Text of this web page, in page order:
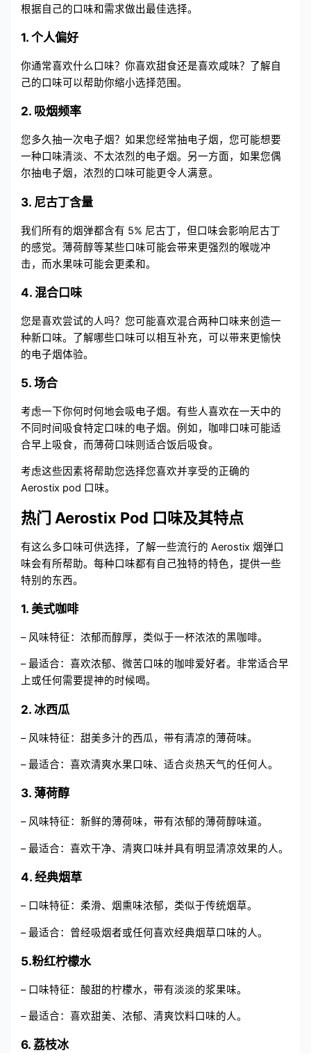
根据自己的口味和需求做出最佳选择。
1. 个人偏好
你通常喜欢什么口味？你喜欢甜食还是喜欢咸味？了解自
己的口味可以帮助你缩小选择范围。
2. 吸烟频率
您多久抽一次电子烟？如果您经常抽电子烟，您可能想要
一种口味清淡、不太浓烈的电子烟。另一方面，如果您偶
尔抽电子烟，浓烈的口味可能更令人满意。
3. 尼古丁含量
我们所有的烟弹都含有 5% 尼古丁，但口味会影响尼古丁
的感觉。薄荷醇等某些口味可能会带来更强烈的喉咙冲
击，而水果味可能会更柔和。
4. 混合口味
您是喜欢尝试的人吗？您可能喜欢混合两种口味来创造一
种新口味。了解哪些口味可以相互补充，可以带来更愉快
的电子烟体验。
5. 场合
考虑一下你何时何地会吸电子烟。有些人喜欢在一天中的
不同时间吸食特定口味的电子烟。例如，咖啡口味可能适
合早上吸食，而薄荷口味则适合饭后吸食。
考虑这些因素将帮助您选择您喜欢并享受的正确的
Aerostix pod 口味。
热门 Aerostix Pod 口味及其特点
有这么多口味可供选择，了解一些流行的 Aerostix 烟弹口
味会有所帮助。每种口味都有自己独特的特色，提供一些
特别的东西。
1. 美式咖啡
– 风味特征：浓郁而醇厚，类似于一杯浓浓的黑咖啡。
– 最适合：喜欢浓郁、微苦口味的咖啡爱好者。非常适合早
上或任何需要提神的时候喝。
2. 冰西瓜
– 风味特征：甜美多汁的西瓜，带有清凉的薄荷味。
– 最适合：喜欢清爽水果口味、适合炎热天气的任何人。
3. 薄荷醇
– 风味特征：新鲜的薄荷味，带有浓郁的薄荷醇味道。
– 最适合：喜欢干净、清爽口味并具有明显清凉效果的人。
4. 经典烟草
– 口味特征：柔滑、烟熏味浓郁，类似于传统烟草。
– 最适合：曾经吸烟者或任何喜欢经典烟草口味的人。
5.粉红柠檬水
– 口味特征：酸甜的柠檬水，带有淡淡的浆果味。
– 最适合：喜欢甜美、浓郁、清爽饮料口味的人。
6. 荔枝冰